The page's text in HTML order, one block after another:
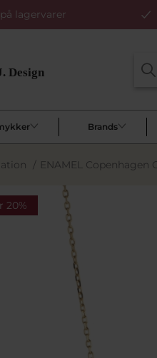
lagervarer
Brands
/ ENAMEL
20%